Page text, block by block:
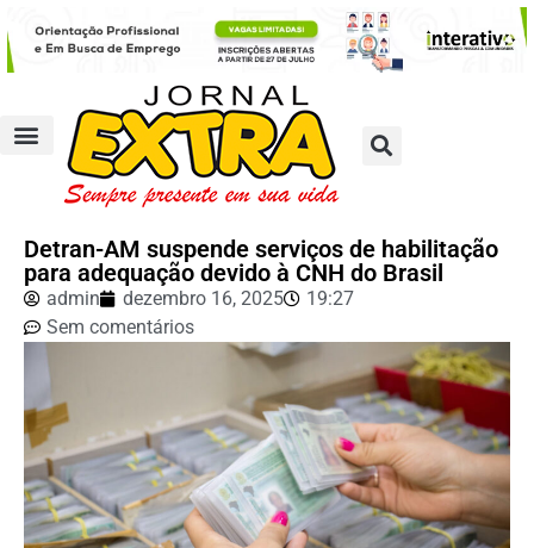
Detran-AM suspende serviços de habilitação
para adequação devido à CNH do Brasil
admin dezembro 16, 2025
19:27
Sem comentários